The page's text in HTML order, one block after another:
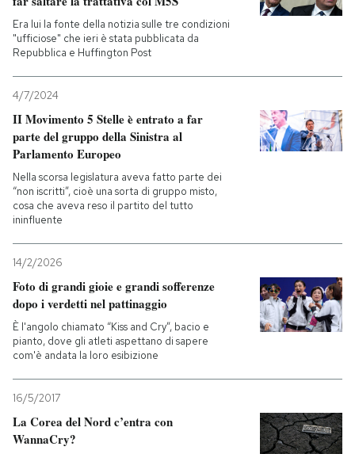
Era lui la fonte della notizia sulle tre condizioni
"ufficiose" che ieri è stata pubblicata da
Repubblica e Huffington Post
4/7/2024
II Movimento 5 Stelle è entrato a far
parte del gruppo della Sinistra al
Parlamento Europeo
Nella scorsa legislatura aveva fatto parte dei
“non iscritti”, cioè una sorta di gruppo misto,
cosa che aveva reso il partito del tutto
ininfluente
14/2/2026
Foto di grandi gioie e grandi sofferenze
dopo i verdetti nel pattinaggio
È l'angolo chiamato “Kiss and Cry”, bacio e
pianto, dove gli atleti aspettano di sapere
com'è andata la loro esibizione
16/5/2017
La Corea del Nord c’entra con
WannaCry?